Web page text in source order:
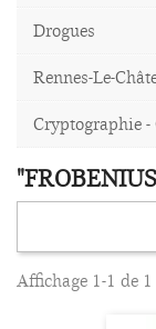
Drogues
Rennes-Le-
Cryptographie -
Affichage 1-1 de